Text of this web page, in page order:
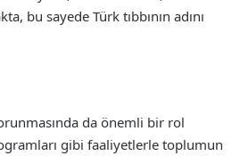
bu sayede Türk tıbbının adını
da önemli bir rol
gibi faaliyetlerle toplumun